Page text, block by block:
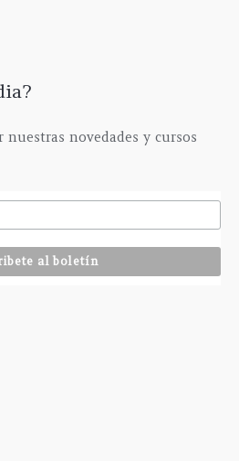
novedades y cursos